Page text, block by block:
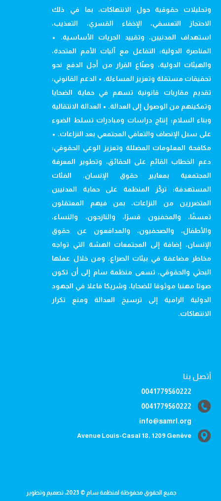
وتحليلات حقوقية حول الانتهاكات، بما في ذلك
الاحتجاز التعسفي، الإخفاء القسري، التعذيب،
استهداف المدنيين، وتقييد الحريات الأساسية. •
المناصرة الدولية: التفاعل مع آليات الأمم المتحدة،
والهيئات الدولية، وصنّاع القرار من أجل الدفع نحو
تحقيقات مستقلة وتعزيز المساءلة. • الدعم القانوني:
تقديم مقاربات قانونية تسهم في حماية الضحايا
وتمكينهم من الوصول إلى العدالة. • العدالة الانتقالية
وبناء السلام: إنتاج دراسات ومبادرات تسلط الضوء
على سبل الإنصاف والتعافي المجتمعي بعد النزاعات. •
مكافحة المعلومات المضللة وتعزيز الوعي الحقوقي:
دعم الخطاب القائم على الحقائق، وتطوير المعرفة
المجتمعية بمعايير حقوق الإنسان. الفئات
المستهدفة: تركّز المنظمة على حماية المدنيين
المتضررين من النزاعات، بمن فيهم المعتقلون
تعسفًا، والمخفيون قسرًا، والنازحون، والنساء،
والأطفال، والصحفيون، والمدافعون عن حقوق
الإنسان، إضافة إلى المجتمعات الهشة التي تواجه
مخاطر مضاعفة في بيئات الصراع. ومن خلال عملها
البحثي والحقوقي، تسعى منظمة سام إلى أن تكون
صوتا مهنيا موثوقا للضحايا، وشريكا فاعلا في الجهود
الدولية الرامية إلى ترسيخ العدالة ومنع تكرار
الانتهاكات.
أتصل بنا
0041779560222
0041779560222
info@samrl.org
Avenue Louis-Casaï 18, 1209 Genève
جميع الحقوق محفوظة لمنظمة سام © 2023، تصميم وتطوير